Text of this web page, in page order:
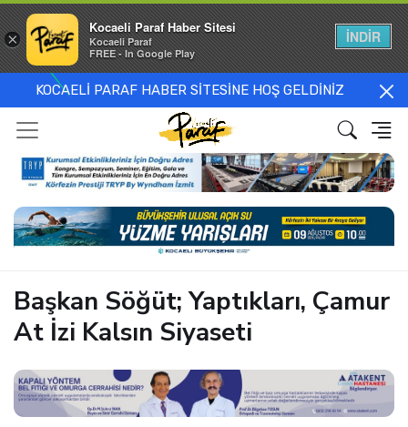
KOCAELİ PARAF HABER SİTESİNE HOŞ GELDİNİZ
Başkan Söğüt; Yaptıkları, Çamur
At İzi Kalsın Siyaseti
×
Kocaeli Paraf Haber Sitesi
Kocaeli Paraf
FREE - In Google Play
İNDİR